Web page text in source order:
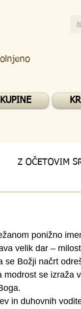
Z OČETOVIM
ponižno
velik dar –
se Božji načrt
modrost se izraža
in duhovnih